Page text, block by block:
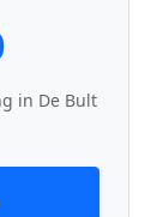
in De Bult